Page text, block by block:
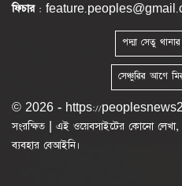
ফিচার:
পদ্মা সেতু
সেঞ্চুরির আগে
© 2026 - https://
সংরক্ষিত | এই ওয়েবসাইটের কোনো
ব্যবহার বেআইনি।